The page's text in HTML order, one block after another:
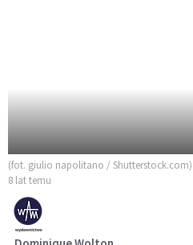
(fot. giulio napolitano / Shutterstock.com)
8 lat temu